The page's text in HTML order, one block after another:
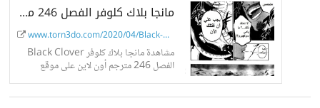
مانجا بلاك كلوفر الفصل 246 مترجم أون لاين
www.torn3do.com/2020/04/Black-Cl...
مشاهدة مانجا بلاك كلوفر Black Clover
الفصل 246 مترجم أون لاين على موقع
تورنادو TORN3DO. مانجا بلاك كلوفر